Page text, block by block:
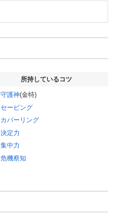
所持しているコツ
守護神(金特)
セービング
カバーリング
決定力
集中力
危機察知